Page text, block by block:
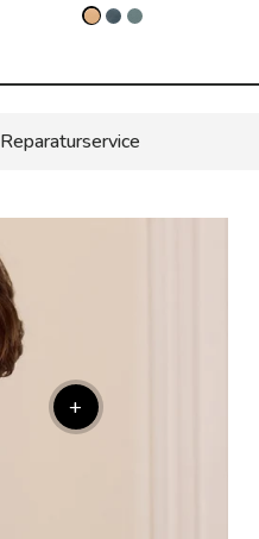
Reparaturservice
+